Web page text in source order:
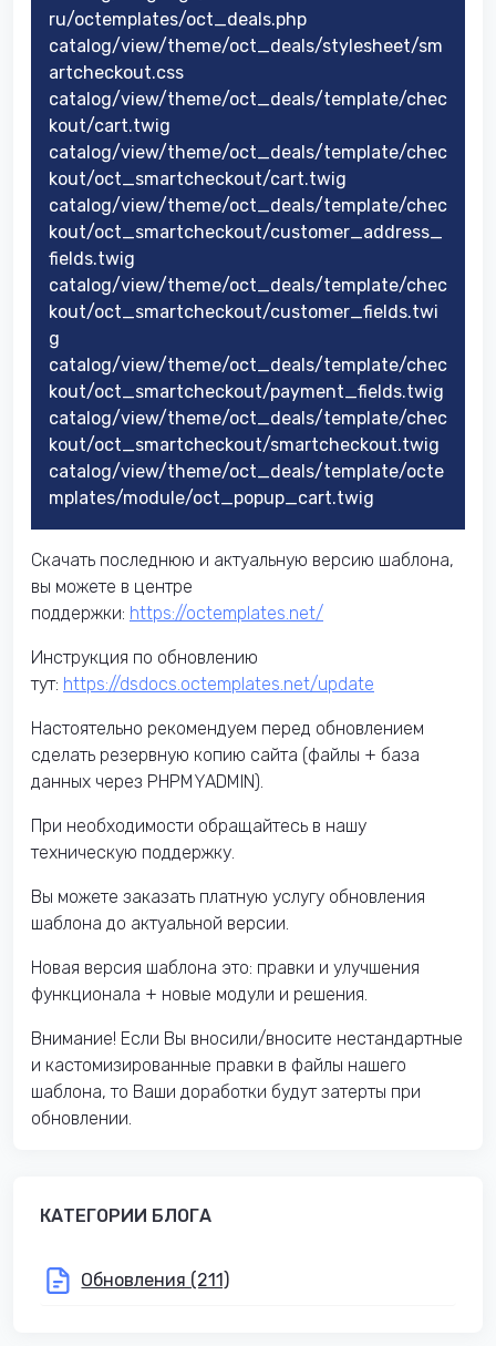
ru/octemplates/oct_deals.php
catalog/view/theme/oct_deals/stylesheet/sm
artcheckout.css
catalog/view/theme/oct_deals/template/chec
kout/cart.twig
catalog/view/theme/oct_deals/template/chec
kout/oct_smartcheckout/cart.twig
catalog/view/theme/oct_deals/template/chec
kout/oct_smartcheckout/customer_address_
fields.twig
catalog/view/theme/oct_deals/template/chec
kout/oct_smartcheckout/customer_fields.twi
g
catalog/view/theme/oct_deals/template/chec
kout/oct_smartcheckout/payment_fields.twig
catalog/view/theme/oct_deals/template/chec
kout/oct_smartcheckout/smartcheckout.twig
catalog/view/theme/oct_deals/template/octe
mplates/module/oct_popup_cart.twig
Скачать последнюю и актуальную версию шаблона,
вы можете в центре
поддержки: https://octemplates.net/
Инструкция по обновлению
тут: https://dsdocs.octemplates.net/update
Настоятельно рекомендуем перед обновлением
сделать резервную копию сайта (файлы + база
данных через PHPMYADMIN).
При необходимости обращайтесь в нашу
техническую поддержку.
Вы можете заказать платную услугу обновления
шаблона до актуальной версии.
Новая версия шаблона это: правки и улучшения
функционала + новые модули и решения.
Внимание! Если Вы вносили/вносите нестандартные
и кастомизированные правки в файлы нашего
шаблона, то Ваши доработки будут затерты при
обновлении.
КАТЕГОРИИ БЛОГА
Обновления (211)